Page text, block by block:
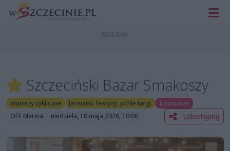
Szczeciński Bazar Smakoszy
Imprezy cykliczne Jarmarki, festyny, pchle targi
Darmowe
OFF Marina
niedziela, 10 maja 2026, 10:00 Udostępnij